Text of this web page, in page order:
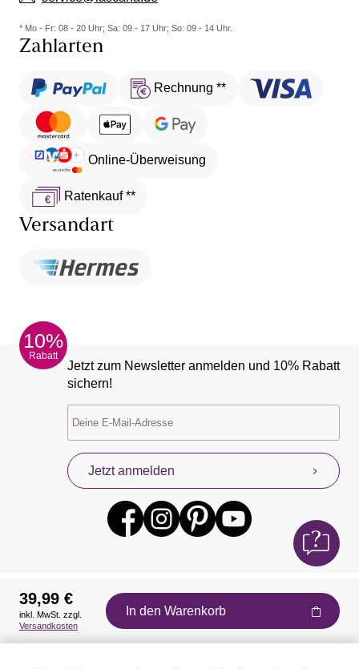
* Mo - Fr: 08 - 20 Uhr; Sa: 09 - 17 Uhr; So: 09 - 14 Uhr.
Zahlarten
Rechnung **
Online-Überweisung
Ratenkauf **
Versandart
10%
Rabatt
Jetzt zum Newsletter anmelden und 10% Rabatt
sichern!
Jetzt anmelden
Auszeichnungen
39,99 €
inkl. MwSt. zzgl.
Versandkosten
In den Warenkorb